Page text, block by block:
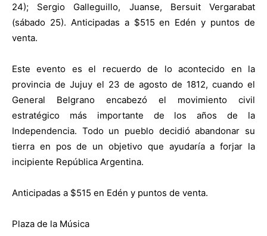
24); Sergio Galleguillo, Juanse, Bersuit Vergarabat
(sábado 25). Anticipadas a $515 en Edén y puntos de
venta.
Este evento es el recuerdo de lo acontecido en la
provincia de Jujuy el 23 de agosto de 1812, cuando el
General Belgrano encabezó el movimiento civil
estratégico más importante de los años de la
Independencia. Todo un pueblo decidió abandonar su
tierra en pos de un objetivo que ayudaría a forjar la
incipiente República Argentina.
Anticipadas a $515 en Edén y puntos de venta.
Plaza de la Música